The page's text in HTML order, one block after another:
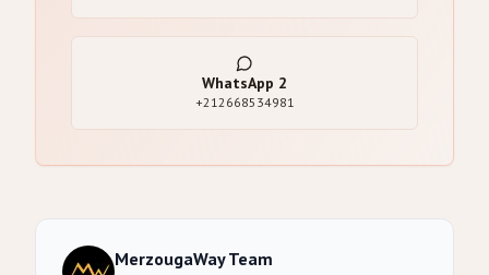
WhatsApp 2
+212668534981
MerzougaWay Team